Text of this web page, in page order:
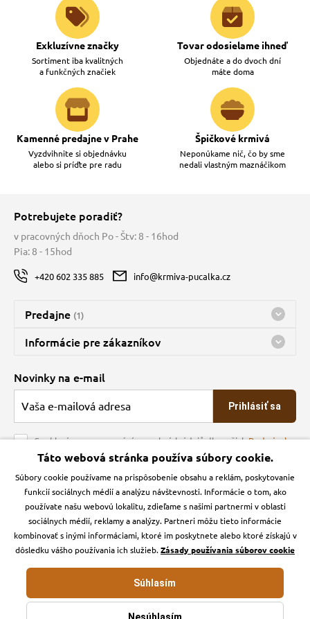
Exkluzívne značky
Sortiment iba kvalitných
a funkčných značiek
Tovar odosielame ihneď
Objednáte a do dvoch dní
máte doma
Kamenné predajne v Prahe
Vyzdvihnite si objednávku
alebo si príďte pre radu
Špičkové krmivá
Neponúkame nič, čo by sme
nedali vlastným maznáčikom
Potrebujete poradiť?
v pracovných dňoch Po - Štv: 8 - 16hod
Pia: 8 - 15hod
+420 602 335 885 info@krmiva-pucalka.cz
Predajne (1)
Predajňa a sklad Kbely
Bohužiaľ, momentálne máme zatvorené
Informácie pre zákazníkov
O spoločnosti
Veľkoobchod
Obchodné podmienky
Kontakt
Podmienky ochrany osobných údajov
Zásady používanie cookies a Google Analytics
Novinky na e-mail
Prihlásiť sa
Souhlasím se zpracováním osobních údajů dle našichPodmínek
ochrany osobních údajů
Krmiva Pučálka na sociálnych sieťach
Instagran Facebook
E-shop vytvorila
Táto webová stránka používa súbory cookie.
Súbory cookie používame na prispôsobenie obsahu a reklám, poskytovanie
funkcií sociálnych médií a analýzu návštevnosti. Informácie o tom, ako
používate našu webovú lokalitu, zdieľame s našimi partnermi v oblasti
sociálnych médií, reklamy a analýzy. Partneri môžu tieto informácie
kombinovať s inými informáciami, ktoré im poskytnete alebo ktoré získajú v
dôsledku vášho používania ich služieb.Zásady používania súborov cookie
Súhlasím